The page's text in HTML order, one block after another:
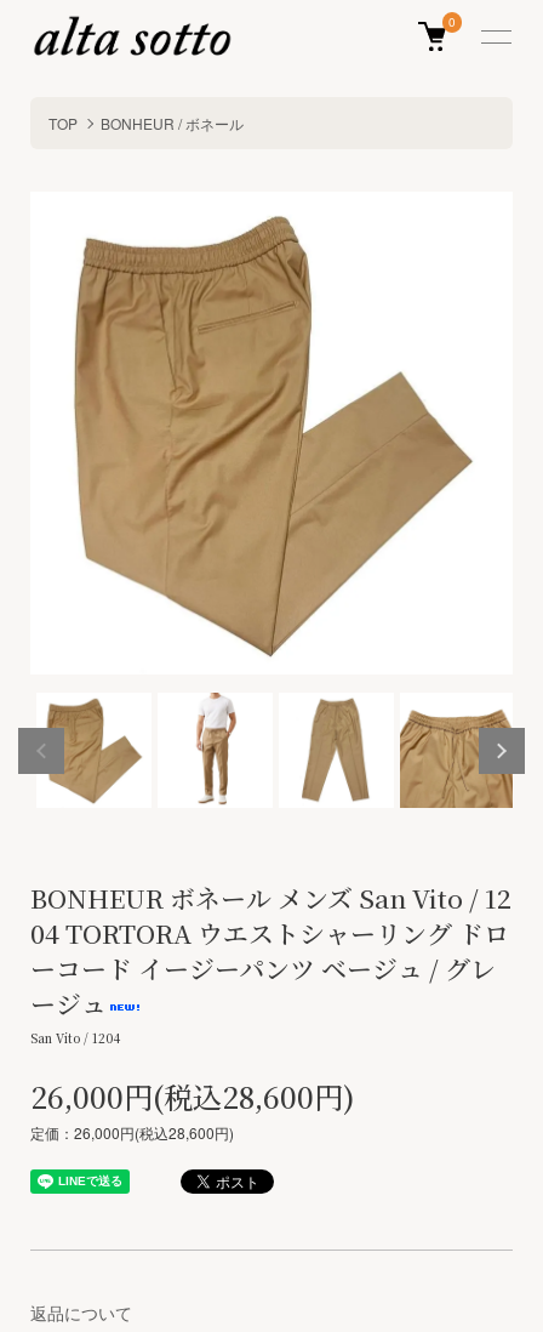
0
TOP BONHEUR / ボネール
BONHEUR ボネール メンズ San Vito / 12
04 TORTORA ウエストシャーリング ドロ
ーコード イージーパンツ ベージュ / グレ
ージュ
San Vito / 1204
26,000円(税込28,600円)
定価：26,000円(税込28,600円)
返品について